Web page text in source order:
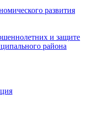
развития
и защите
района